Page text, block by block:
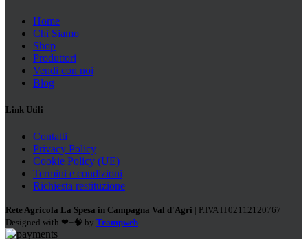
Home
Chi Siamo
Shop
Produttori
Vendi con noi
Blog
Link Utili
Contatti
Privacy Policy
Cookie Policy (UE)
Termini e condizioni
Richiesta restituzione
Rete Agricola La Spesa in Campagna Val d'Agri | P.IVA IT02112120767
Designed with ❤+🧠 by Trampweb